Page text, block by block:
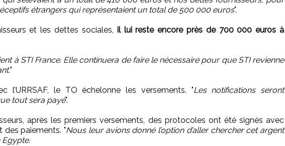
étrangers qui représentaient un total de 500 000 euros".
et les dettes sociales, il lui reste encore près de 700 000 euros à
à STI France. Elle continuera de faire le nécessaire pour que STI revienne
"
l’URRSAF, le TO échelonne les versements. "Les notifications seront
tout sera payé".
après les premiers versements, des protocoles ont été signés avec
des paiements. "Nous leur avions donné l’option d’aller chercher cet argent